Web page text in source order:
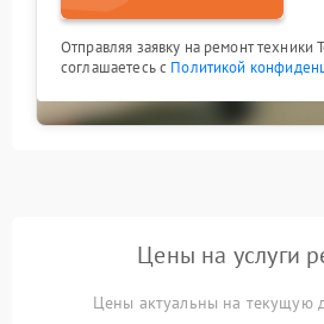
Отправляя заявку на ремонт техники
соглашаетесь с Политикой
Цены на услуги
Цены актуальны на текущую